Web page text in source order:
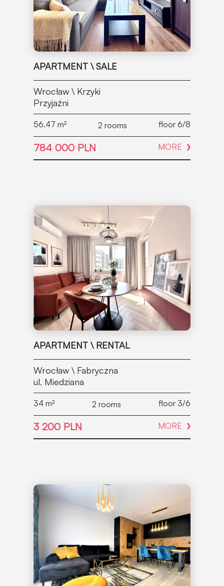
APARTMENT \ SALE
Wrocław \ Krzyki
Przyjaźni
56.47 m² 2 rooms floor 6/8
784 000 PLN MORE
APARTMENT \ RENTAL
Wrocław \ Fabryczna
ul. Miedziana
34 m² 2 rooms floor 3/6
3 200 PLN MORE